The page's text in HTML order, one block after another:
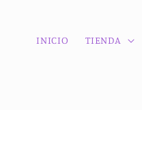
INICIO TIENDA